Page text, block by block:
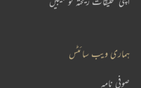
ہماری ویب سائٹس
صوفی نامہ